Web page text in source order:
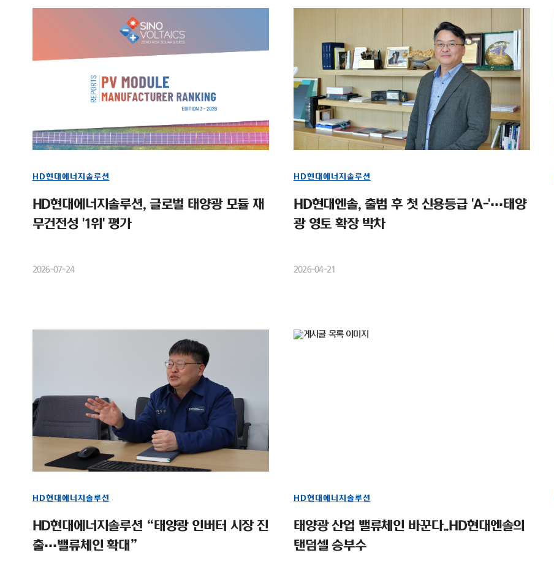
HD현대에너지솔루션
HD현대에너지솔루션, 글로벌 태양광 모듈 재
무건전성 '1위' 평가
2026-07-24
HD현대에너지솔루션
HD현대엔솔, 출범 후 첫 신용등급 'A-'…태양
광 영토 확장 박차
2026-04-21
HD현대에너지솔루션
HD현대에너지솔루션 “태양광 인버터 시장 진
출…밸류체인 확대”
HD현대에너지솔루션
태양광 산업 밸류체인 바꾼다..HD현대엔솔의
탠덤셀 승부수